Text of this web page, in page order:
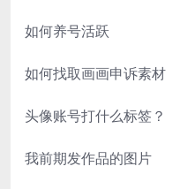
如何养号活跃
如何找取画画申诉素材
头像账号打什么标签？
我前期发作品的图片